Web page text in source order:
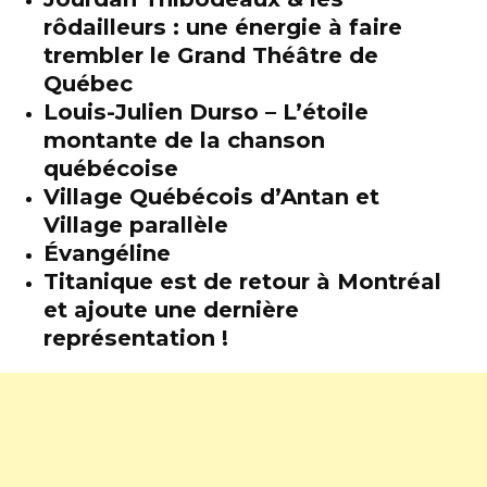
rôdailleurs : une énergie à faire
trembler le Grand Théâtre de
Québec
Louis-Julien Durso – L’étoile
montante de la chanson
québécoise
Village Québécois d’Antan et
Village parallèle
Évangéline
Titanique est de retour à Montréal
et ajoute une dernière
représentation !